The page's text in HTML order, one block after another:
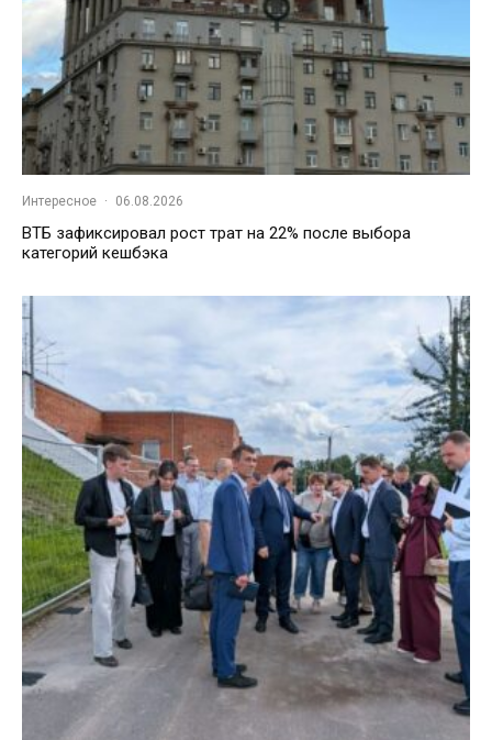
Интересное · 06.08.2026
ВТБ зафиксировал рост трат на 22% после выбора
категорий кешбэка